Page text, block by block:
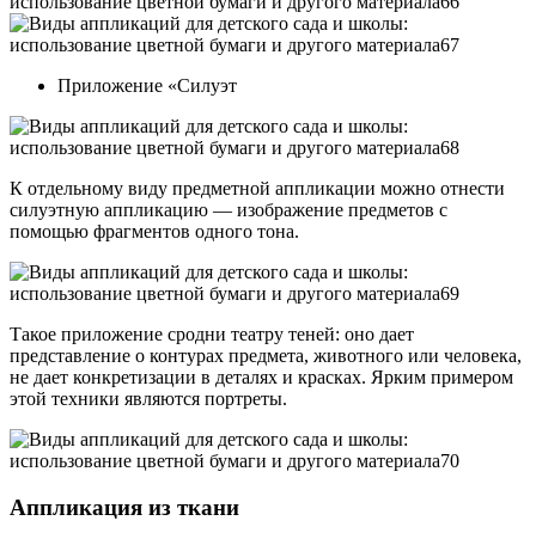
Приложение «Силуэт
К отдельному виду предметной аппликации можно отнести
силуэтную аппликацию — изображение предметов с
помощью фрагментов одного тона.
Такое приложение сродни театру теней: оно дает
представление о контурах предмета, животного или человека,
не дает конкретизации в деталях и красках. Ярким примером
этой техники являются портреты.
Аппликация из ткани